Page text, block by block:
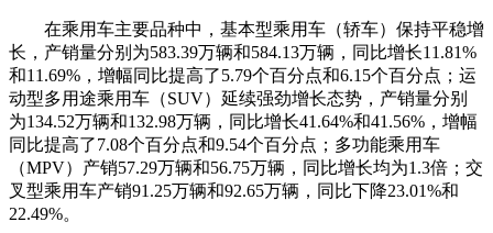
在乘用车主要品种中，基本型乘用车（轿车）保持平稳增
长，产销量分别为583.39万辆和584.13万辆，同比增长11.81%
和11.69%，增幅同比提高了5.79个百分点和6.15个百分点；运
动型多用途乘用车（SUV）延续强劲增长态势，产销量分别
为134.52万辆和132.98万辆，同比增长41.64%和41.56%，增幅
同比提高了7.08个百分点和9.54个百分点；多功能乘用车
（MPV）产销57.29万辆和56.75万辆，同比增长均为1.3倍；交
叉型乘用车产销91.25万辆和92.65万辆，同比下降23.01%和
22.49%。